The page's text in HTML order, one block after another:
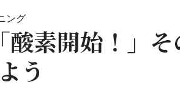
ング
酸素開始！」
う